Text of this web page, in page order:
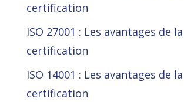
certification
ISO 27001 : Les avantages de la
certification
ISO 14001 : Les avantages de la
certification